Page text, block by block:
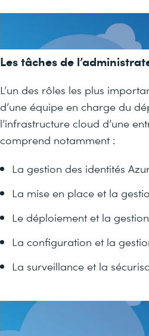
Les tâches de
L’un des rôles les plus
d’une équipe en charge du
l’infrastructure cloud d’une
comprend notamment :
La gestion des identités
La mise en place et la
Le déploiement et la
La configuration et la
La surveillance et la